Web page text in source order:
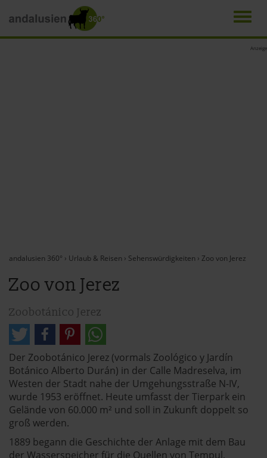
Anzeige
andalusien 360° › Urlaub & Reisen › Sehenswürdigkeiten › Zoo von Jerez
Zoo von Jerez
Zoobotánico Jerez
Der Zoobotánico Jerez (vormals Zoológico y Jardín
Botánico Alberto Durán) in der Calle Madreselva, im
Westen der Stadt nahe der Umgehungsstraße N-IV,
wurde 1953 eröffnet. Heute umfasst der Tierpark ein
Gelände von 60.000 m² und soll in Zukunft doppelt so
groß werden.
1889 begann die Geschichte der Anlage mit dem Bau
der Wasserspeicher für die Quellen von Tempul,